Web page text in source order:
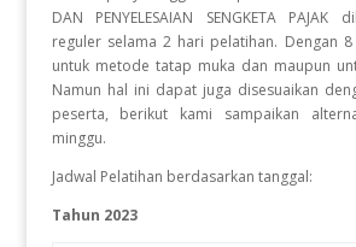
DAN PENYELESAIAN SENGKETA PAJAK
reguler selama 2 hari pelatihan. Dengan
untuk metode tatap muka dan maupun
Namun hal ini dapat juga disesuaikan
peserta, berikut kami sampaikan
minggu.
Jadwal Pelatihan berdasarkan tanggal:
Tahun 2023